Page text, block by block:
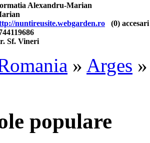
Alexandru-Marian
nuntireusite.webgarden.ro (0) accesari
Sf. Vineri
» Arges
populare